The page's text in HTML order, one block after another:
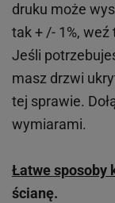
druku może
tak + /- 1%,
Jeśli
masz drzwi
tej sprawie.
wymiarami.
Łatwe sposoby
ścianę.